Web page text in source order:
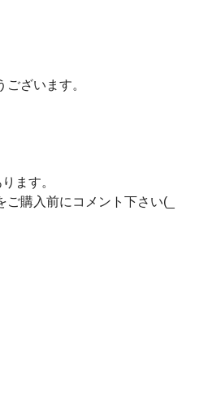
ざいます。
ます。
購入前にコメント下さい(_